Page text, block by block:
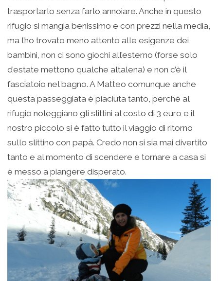
trasportarlo senza farlo annoiare. Anche in questo
rifugio si mangia benissimo e con prezzi nella media,
ma l’ho trovato meno attento alle esigenze dei
bambini, non ci sono giochi all’esterno (forse solo
d’estate mettono qualche altalena) e non c’è il
fasciatoio nel bagno. A Matteo comunque anche
questa passeggiata è piaciuta tanto, perché al
rifugio noleggiano gli slittini al costo di 3 euro e il
nostro piccolo si è fatto tutto il viaggio di ritorno
sullo slittino con papà. Credo non si sia mai divertito
tanto e al momento di scendere e tornare a casa si
è messo a piangere disperato.